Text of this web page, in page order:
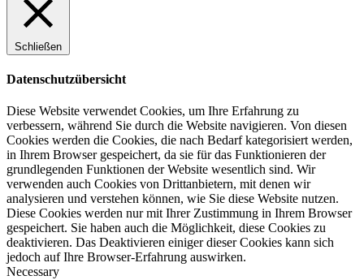
Schließen
Datenschutzübersicht
Diese Website verwendet Cookies, um Ihre Erfahrung zu
verbessern, während Sie durch die Website navigieren. Von diesen
Cookies werden die Cookies, die nach Bedarf kategorisiert werden,
in Ihrem Browser gespeichert, da sie für das Funktionieren der
grundlegenden Funktionen der Website wesentlich sind. Wir
verwenden auch Cookies von Drittanbietern, mit denen wir
analysieren und verstehen können, wie Sie diese Website nutzen.
Diese Cookies werden nur mit Ihrer Zustimmung in Ihrem Browser
gespeichert. Sie haben auch die Möglichkeit, diese Cookies zu
deaktivieren. Das Deaktivieren einiger dieser Cookies kann sich
jedoch auf Ihre Browser-Erfahrung auswirken.
Necessary